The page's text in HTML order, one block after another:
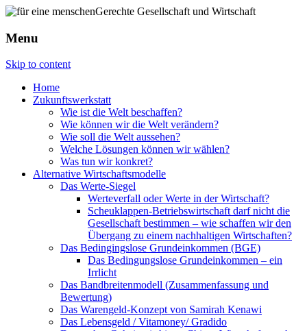
Menu
Skip to content
Home
Zukunftswerkstatt
Wie ist die Welt beschaffen?
Wie können wir die Welt verändern?
Wie soll die Welt aussehen?
Welche Lösungen können wir wählen?
Was tun wir konkret?
Alternative Wirtschaftsmodelle
Das Werte-Siegel
Werteverfall oder Werte in der Wirtschaft?
Scheuklappen-Betriebswirtschaft darf nicht die
Gesellschaft bestimmen – wie schaffen wir den
Übergang zu einem nachhaltigen Wirtschaften?
Das Bedingingslose Grundeinkommen (BGE)
Das Bedingungslose Grundeinkommen – ein
Irrlicht
Das Bandbreitenmodell (Zusammenfassung und
Bewertung)
Das Warengeld-Konzept von Samirah Kenawi
Das Lebensgeld / Vitamoney/ Gradido